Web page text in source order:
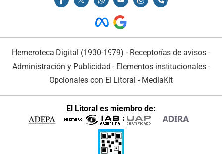
Hemeroteca Digital (1930-1979) - Receptorías de avisos -
Administración y Publicidad - Elementos institucionales-
Opcionales con El Litoral - MediaKit
El Litoral es miembro de: